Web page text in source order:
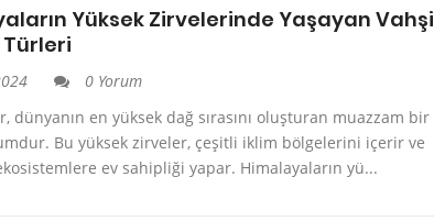
Yüksek Zirvelerinde Yaşayan Vahşi
0 Yorum
dünyanın en yüksek dağ sırasını oluşturan muazzam bir
Bu yüksek zirveler, çeşitli iklim bölgelerini içerir ve
ev sahipliği yapar. Himalayaların yü...